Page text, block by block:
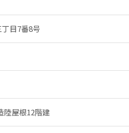
目7番8号
陸屋根12階建